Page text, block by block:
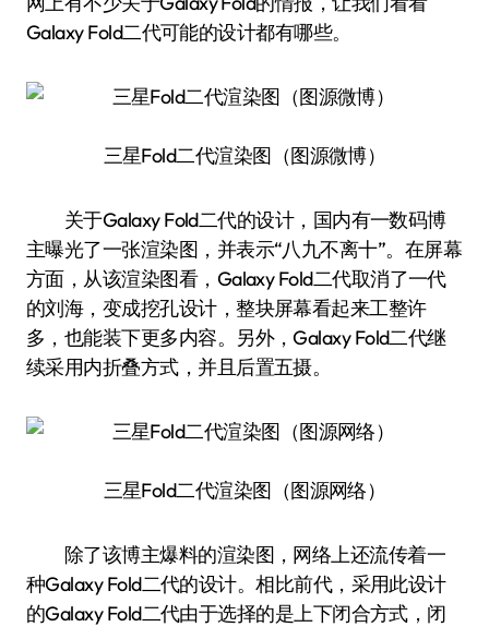
Galaxy Fold二代可能的设计都有哪些。
三星Fold二代渲染图（图源微博）
关于Galaxy Fold二代的设计，国内有一数码博
主曝光了一张渲染图，并表示“八九不离十”。在屏幕
方面，从该渲染图看，Galaxy Fold二代取消了一代
的刘海，变成挖孔设计，整块屏幕看起来工整许
多，也能装下更多内容。另外，Galaxy Fold二代继
续采用内折叠方式，并且后置五摄。
三星Fold二代渲染图（图源网络）
除了该博主爆料的渲染图，网络上还流传着一
种Galaxy Fold二代的设计。相比前代，采用此设计
的Galaxy Fold二代由于选择的是上下闭合方式，闭